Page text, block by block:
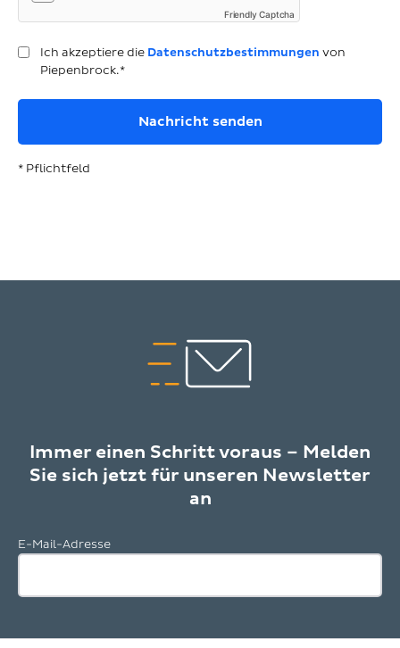
Friendly Captcha
Ich akzeptiere die Datenschutzbestimmungen von
Piepenbrock.*
* Pflichtfeld
Immer einen Schritt voraus – Melden
Sie sich jetzt für unseren Newsletter
an
E-Mail-Adresse